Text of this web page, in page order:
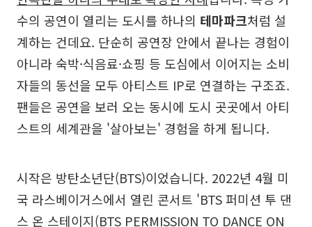
수의 공연이 열리는 도시를 하나의 테마파크처럼 설
계하는 건데요. 단순히 공연장 안에서 끝나는 경험이
아니라 숙박·식음료·쇼핑 등 도심에서 이어지는 소비
자들의 동선을 모두 아티스트 IP로 연결하는 구조죠.
팬들은 공연을 보러 오는 동시에 도시 곳곳에서 아티
스트의 세계관을 '살아보는' 경험을 하게 됩니다.
시작은 방탄소년단(BTS)이었습니다. 2022년 4월 미
국 라스베이거스에서 열린 콘서트 'BTS 퍼미션 투 댄
스 온 스테이지(BTS PERMISSION TO DANCE ON